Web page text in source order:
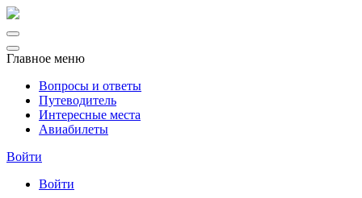
Главное меню
Вопросы и ответы
Путеводитель
Интересные места
Авиабилеты
Войти
Войти